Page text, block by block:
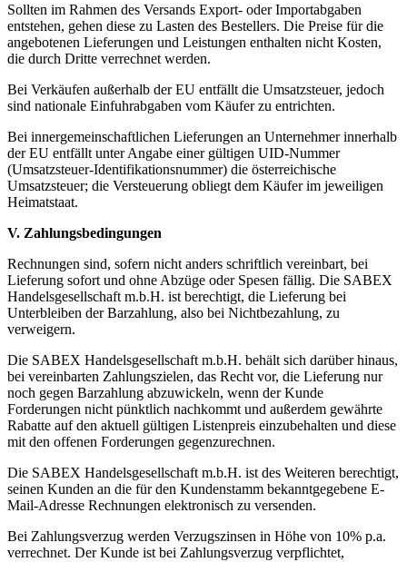
Sollten im Rahmen des Versands Export- oder Importabgaben
entstehen, gehen diese zu Lasten des Bestellers. Die Preise für die
angebotenen Lieferungen und Leistungen enthalten nicht Kosten,
die durch Dritte verrechnet werden.
Bei Verkäufen außerhalb der EU entfällt die Umsatzsteuer, jedoch
sind nationale Einfuhrabgaben vom Käufer zu entrichten.
Bei innergemeinschaftlichen Lieferungen an Unternehmer innerhalb
der EU entfällt unter Angabe einer gültigen UID-Nummer
(Umsatzsteuer-Identifikationsnummer) die österreichische
Umsatzsteuer; die Versteuerung obliegt dem Käufer im jeweiligen
Heimatstaat.
V. Zahlungsbedingungen
Rechnungen sind, sofern nicht anders schriftlich vereinbart, bei
Lieferung sofort und ohne Abzüge oder Spesen fällig. Die SABEX
Handelsgesellschaft m.b.H. ist berechtigt, die Lieferung bei
Unterbleiben der Barzahlung, also bei Nichtbezahlung, zu
verweigern.
Die SABEX Handelsgesellschaft m.b.H. behält sich darüber hinaus,
bei vereinbarten Zahlungszielen, das Recht vor, die Lieferung nur
noch gegen Barzahlung abzuwickeln, wenn der Kunde
Forderungen nicht pünktlich nachkommt und außerdem gewährte
Rabatte auf den aktuell gültigen Listenpreis einzubehalten und diese
mit den offenen Forderungen gegenzurechnen.
Die SABEX Handelsgesellschaft m.b.H. ist des Weiteren berechtigt,
seinen Kunden an die für den Kundenstamm bekanntgegebene E-
Mail-Adresse Rechnungen elektronisch zu versenden.
Bei Zahlungsverzug werden Verzugszinsen in Höhe von 10% p.a.
verrechnet. Der Kunde ist bei Zahlungsverzug verpflichtet,